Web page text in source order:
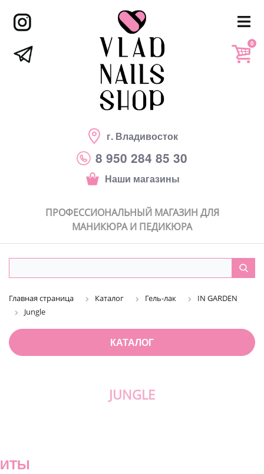
г. Владивосток
8 950 284 85 30
Наши магазины
0
ПРОФЕССИОНАЛЬНЫЙ МАГАЗИН ДЛЯ
МАНИКЮРА И ПЕДИКЮРА
Главная страница Каталог Гель-лак
IN GARDEN
Jungle
КАТАЛОГ
JUNGLE